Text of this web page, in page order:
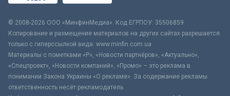
© 2008-2026 ООО «МинфинМедиа». Код ЕГРПОУ: 35506859
Копирование и размещение материалов на других сайтах разрешается
только с гиперссылкой вида: www.minfin.com.ua
Материалы с пометками «Р», «Новости партнёров», «Актуально»,
«Спецпроект», «Новости компаний», «Промо» – это реклама в
понимании Закона Украины «О рекламе». За содержание рекламы
ответственность несёт рекламодатель.